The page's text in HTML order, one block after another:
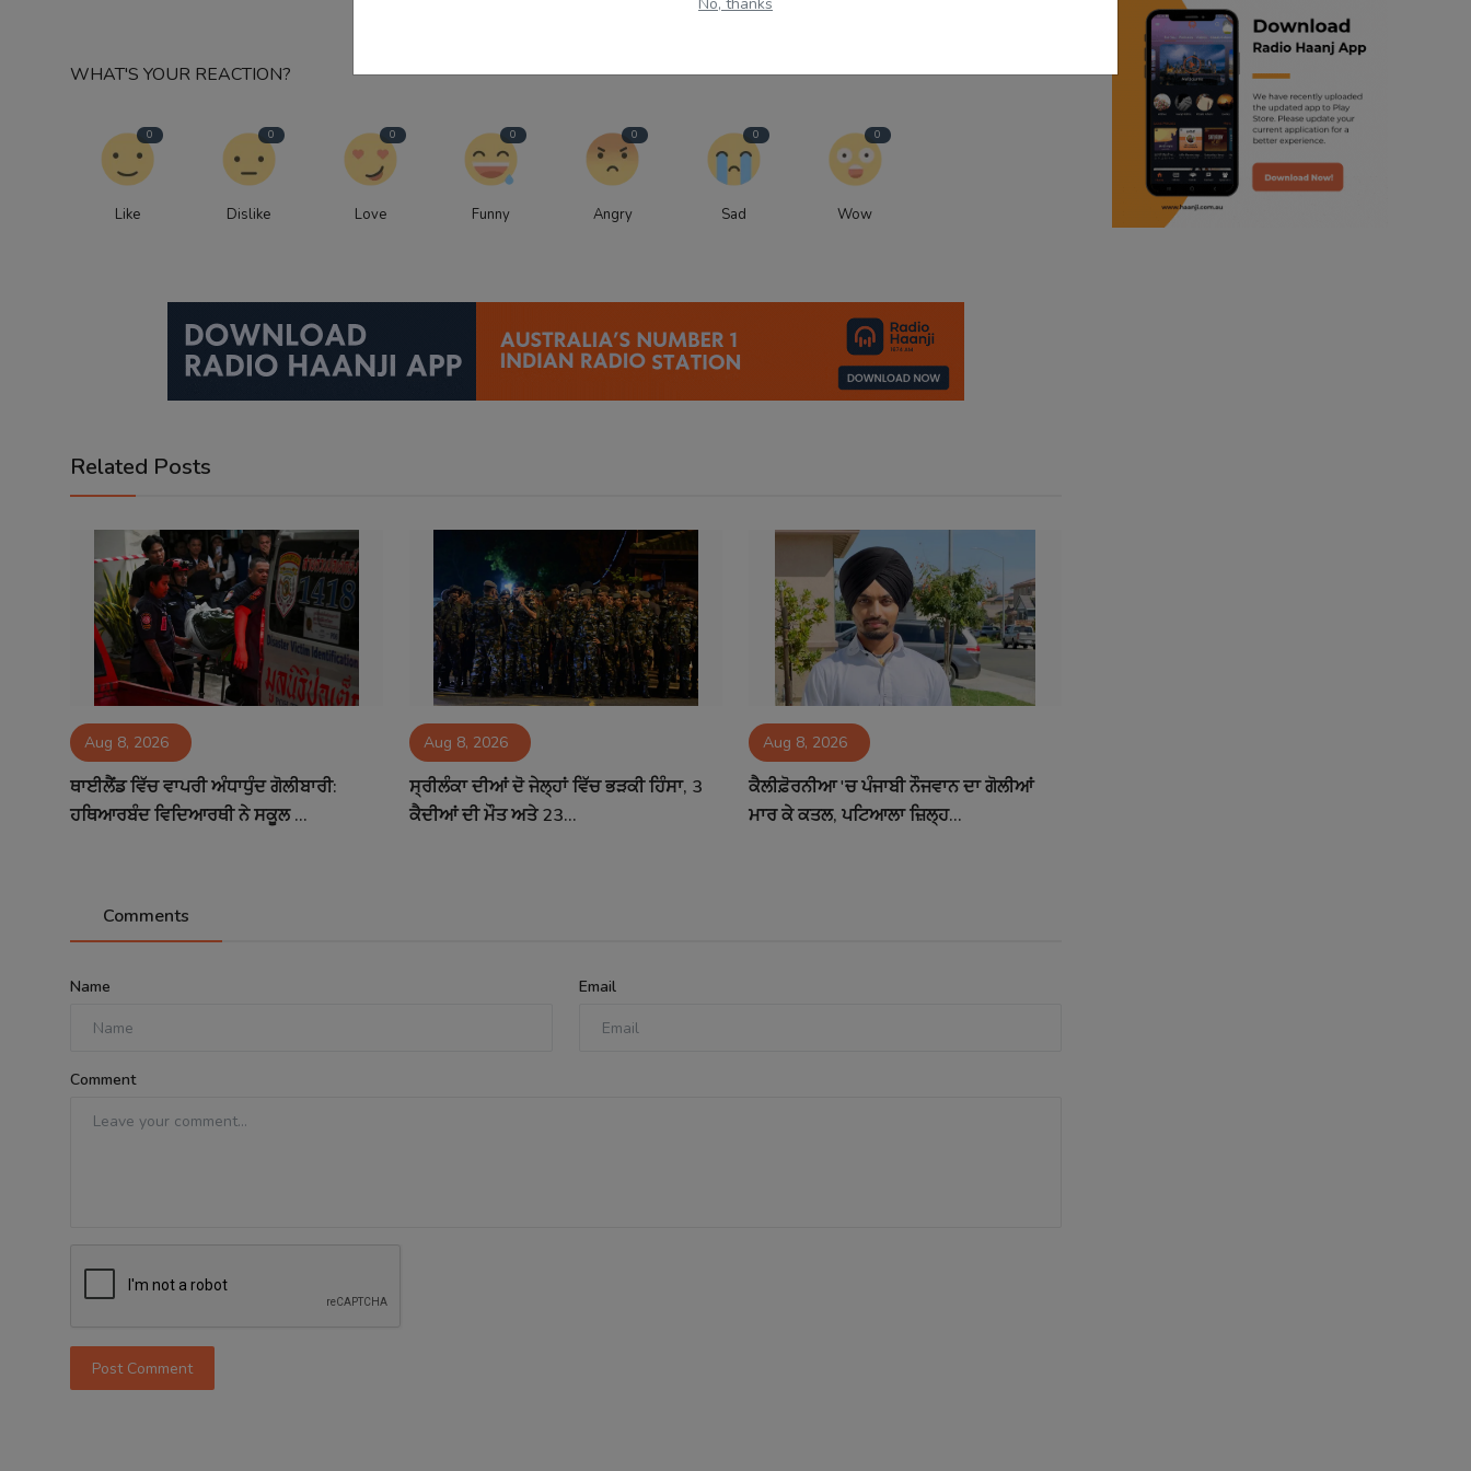
WHAT'S YOUR REACTION?
0
Like
0
Dislike
0
Love
0
Funny
0
Angry
0
Sad
0
Wow
Related Posts
Aug 8, 2026
ਥਾਈਲੈਂਡ ਵਿੱਚ ਵਾਪਰੀ ਅੰਧਾਧੁੰਦ ਗੋਲੀਬਾਰੀ:
ਹਥਿਆਰਬੰਦ ਵਿਦਿਆਰਥੀ ਨੇ ਸਕੂਲ ...
Aug 8, 2026
ਸ੍ਰੀਲੰਕਾ ਦੀਆਂ ਦੋ ਜੇਲ੍ਹਾਂ ਵਿੱਚ ਭੜਕੀ ਹਿੰਸਾ, 3
ਕੈਦੀਆਂ ਦੀ ਮੌਤ ਅਤੇ 23...
Aug 8, 2026
ਕੈਲੀਫ਼ੋਰਨੀਆ 'ਚ ਪੰਜਾਬੀ ਨੌਜਵਾਨ ਦਾ ਗੋਲੀਆਂ
ਮਾਰ ਕੇ ਕਤਲ, ਪਟਿਆਲਾ ਜ਼ਿਲ੍ਹ...
Comments
Name Email
Comment
Post Comment
ranjodh singh
punjabi podcast australia
radio haanji updates
punjabi kahani